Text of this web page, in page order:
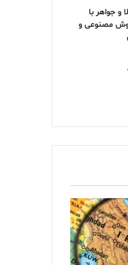
و جواهر با
مصنوعی و